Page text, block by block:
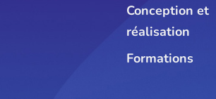
Conception et
réalisation
Formations